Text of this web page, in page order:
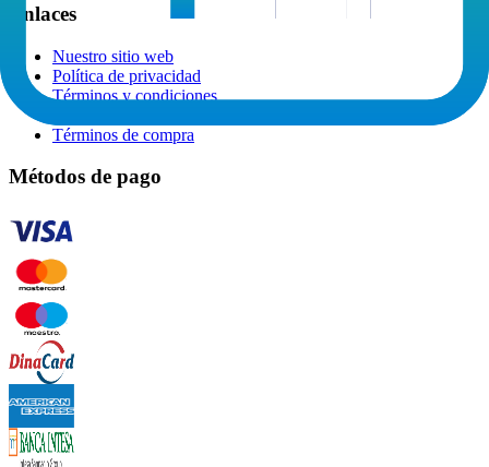
Enlaces
Nuestro sitio web
Política de privacidad
Términos y condiciones
Términos de compra
Métodos de pago